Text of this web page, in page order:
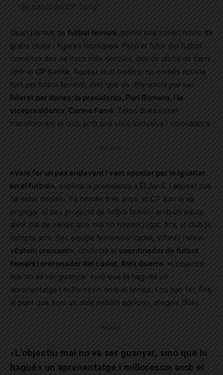
de futbol del CP Sarrià”
Quan parlem de futbol femení , sovint ens sonen noms de
grans clubs i figures icòniques. Però el futur del futbol
comença des de llocs més senzills, des de clubs de barri
com el
CP Sarrià. Aquest club històric no només aposta
fort pel futbol femení, sinó que es diferencia per ser
liderat per dones: la presidenta, Puri Romero, i la
vicepresidenta, Carme Farré . Totes dues estan
transformant el club amb una visió inclusiva i innovadora.
Publicitat
«Vam fer un pas endavant i vam apostar per la igualtat
en el futbol», explica la presidenta a El Jardí. I aquest pas
ha estat decisiu. Fa només tres anys, el CP Sarrià va
engegar el seu projecte de futbol femení amb un equip
aleví ple de nenes que mai no havien jugat. Ara, el club ja
compta amb tres equips femenins: cadet, infantil i aleví.
«Estem creixent» , confirma el coordinador de futbol
femení i entrenador del cadet, Àlex Guerra. «L’objectiu
mai no va ser guanyar, sinó que hi hagués un
aprenentatge i milloressin amb el temps. I ho han fet, fins
al punt que som un dels millors equips», afegeix l’Àlex.
Publicitat
«L’objectiu mai no va ser guanyar, sinó que hi
hagués un aprenentatge i milloressin amb el